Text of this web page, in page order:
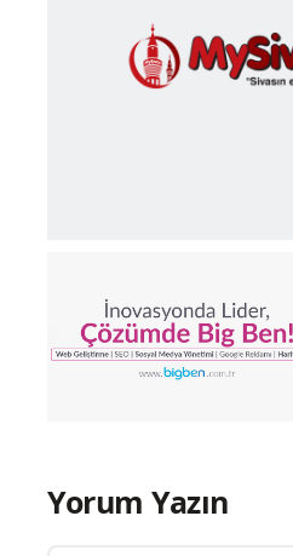
Yorum Yazın